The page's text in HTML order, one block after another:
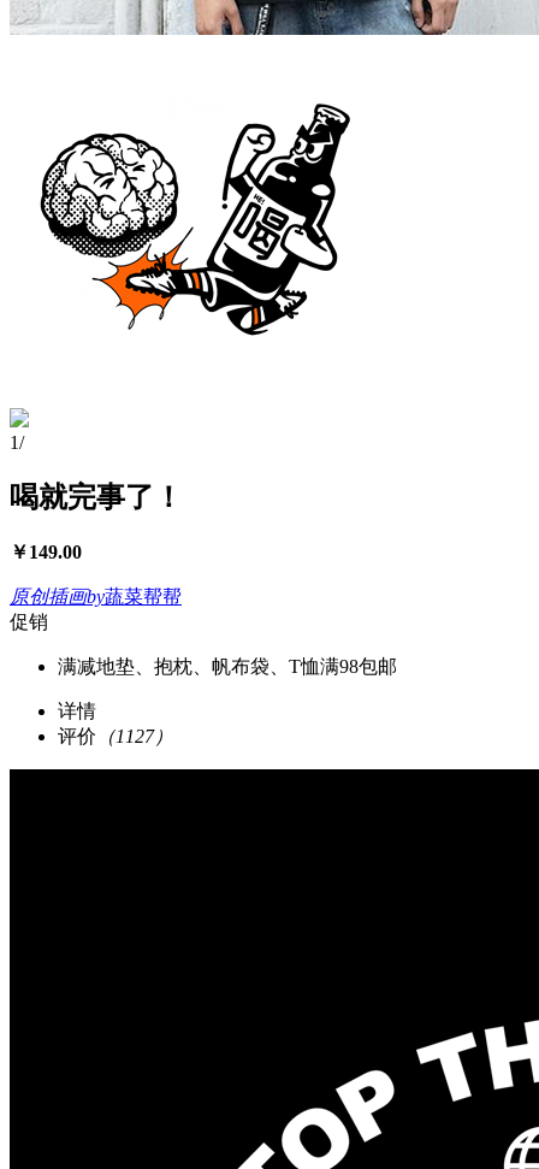
1/
喝就完事了！
￥149.00
原创插画by蔬菜帮帮
促销
满减地垫、抱枕、帆布袋、T恤满98包邮
详情
评价 （1127）